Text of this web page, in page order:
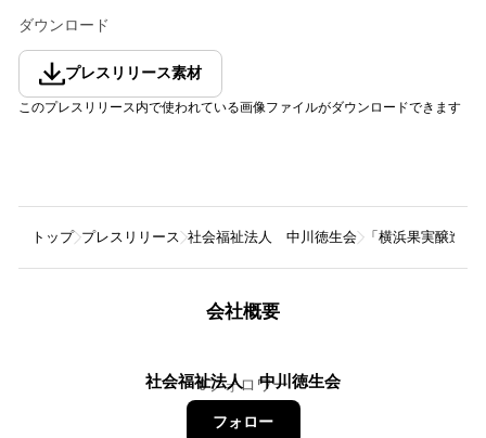
ダウンロード
プレスリリース素材
このプレスリリース内で使われている画像ファイルがダウンロードできます
トップ プレスリリース 社会福祉法人 中川徳生会 「横浜果実醸造
会社概要
社会福祉法人 中川徳生会
0フォロワー
フォロー